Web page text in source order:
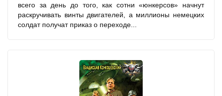
всего за день до того, как сотни «юнкерсов» начнут
раскручивать винты двигателей, а миллионы немецких
солдат получат приказ о переходе...